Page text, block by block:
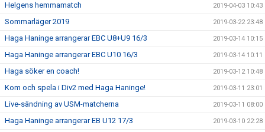
Helgens hemmamatch 2019-04-03 10:43
Sommarläger 2019 2019-03-22 23:48
Haga Haninge arrangerar EBC U8+U9 16/3 2019-03-14 10:15
Haga Haninge arrangerar EBC U10 16/3 2019-03-14 10:11
Haga söker en coach! 2019-03-12 10:48
Kom och spela i Div2 med Haga Haninge! 2019-03-11 23:01
Live-sändning av USM-matcherna 2019-03-11 08:00
Haga Haninge arrangerar EB U12 17/3 2019-03-10 22:28